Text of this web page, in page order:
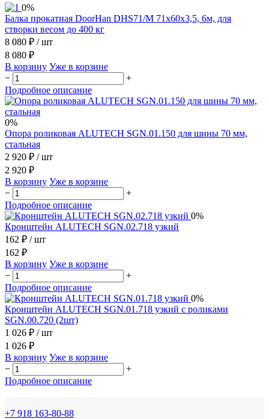
0%
Балка прокатная DoorHan DHS71/M 71х60х3,5, 6м, для
створки весом до 400 кг
8 080 ₽ / шт
8 080 ₽
В корзину Уже в корзине
−
+
Подробное описание
0%
Опора роликовая ALUTECH SGN.01.150 для шины 70 мм,
стальная
2 920 ₽ / шт
2 920 ₽
В корзину Уже в корзине
−
+
Подробное описание
0%
Кронштейн ALUTECH SGN.02.718 узкий
162 ₽ / шт
162 ₽
В корзину Уже в корзине
−
+
Подробное описание
0%
Кронштейн ALUTECH SGN.01.718 узкий c роликами
SGN.00.720 (2шт)
1 026 ₽ / шт
1 026 ₽
В корзину Уже в корзине
−
+
Подробное описание
+7 918 163-80-88